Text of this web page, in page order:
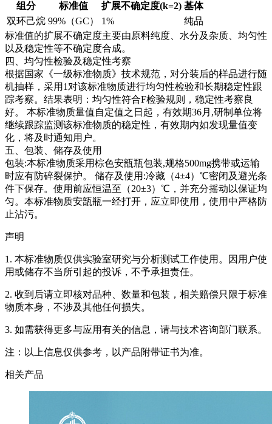
组分
标准值 扩展不确定度(k=2) 基体
双环己烷 99%（GC） 1%
纯品
标准值的扩展不确定度主要由原料纯度、水分及杂质、均匀性
以及稳定性等不确定度合成。
四、均匀性检验及稳定性考察
根据国家《一级标准物质》技术规范，对分装后的样品进行随
机抽样，采用1对该标准物质进行均匀性检验和长期稳定性跟
踪考察。结果表明：均匀性符合F检验规则，稳定性考察良
好。 本标准物质量值自定值之日起，有效期36月,研制单位将
继续跟踪监测该标准物质的稳定性，有效期内如发现量值变
化，将及时通知用户。
五、包装、储存及使用
包装:本标准物质采用棕色安瓿瓶包装,规格500mg携带或运输
时应有防碎裂保护。 储存及使用:冷藏（4±4）℃密闭及避光条
件下保存。使用前应恒温至（20±3）℃，并充分摇动以保证均
匀。本标准物质安瓿瓶一经打开，应立即使用，使用中严格防
止沾污。
声明
1. 本标准物质仅供实验室研究与分析测试工作使用。因用户使
用或储存不当所引起的投诉，不予承担责任。
2. 收到后请立即核对品种、数量和包装，相关赔偿只限于标准
物质本身，不涉及其他任何损失。
3. 如需获得更多与应用有关的信息，请与技术咨询部门联系。
注：以上信息仅供参考，以产品附带证书为准。
相关产品